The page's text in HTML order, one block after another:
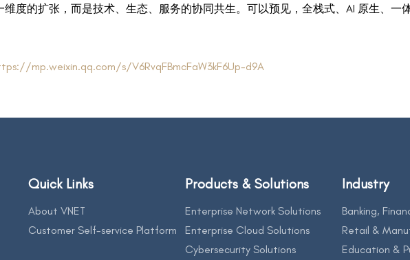
维度的扩张，而是技术、生态、服务的协同共生。可以预见，全栈式、AI 原生、一
mp.weixin.qq.com/s/V6RvqFBmcFaW3kF6Up-d9A
Quick Links
About VNET
Customer Self-service Platform
Products & Solutions
Enterprise Network Solutions
Enterprise Cloud Solutions
Cybersecurity Solutions
Industry
Banking,
Retail &
Education &